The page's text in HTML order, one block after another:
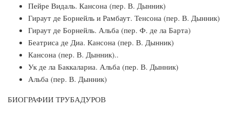
Пейре Видаль. Кансона (пер. В. Дынник)
Гираут де Борнейль и Рамбаут. Тенсона (пер. В. Дынник)
Гираут де Борнейль. Альба (пер. Ф. де ла Барта)
Беатриса де Диа. Кансона (пер. В. Дынник)
Кансона (пер. В. Дынник)..
Ук де ла Баккалариа. Альба (пер. В. Дынник)
Альба (пер. В. Дынник)
БИОГРАФИИ ТРУБАДУРОВ